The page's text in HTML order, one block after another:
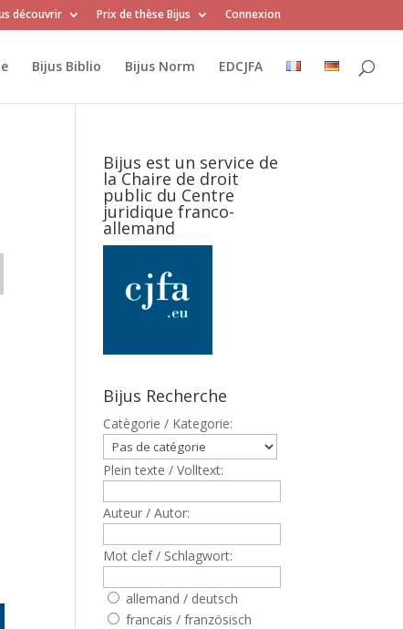
découvrir Prix de thèse Bijus Connexion
Bijus Biblio Bijus Norm EDCJFA
Bijus est un service de
la Chaire de droit
public du Centre
juridique franco-
allemand
Bijus Recherche
Catègorie / Kategorie:
Plein texte / Volltext:
Auteur / Autor:
Mot clef / Schlagwort:
allemand / deutsch
francais / französisch